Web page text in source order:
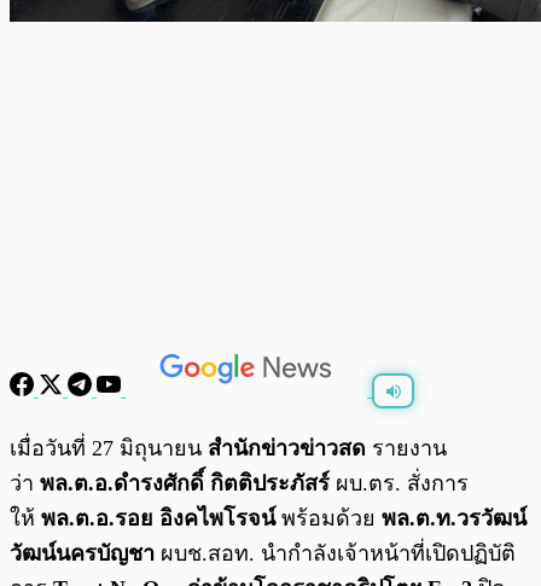
พร้อมเล่น
เมื่อวันที่ 27 มิถุนายน สำนักข่าวข่าวสด รายงาน
ว่า พล.ต.อ.ดำรงศักดิ์ กิตติประภัสร์ ผบ.ตร. สั่งการ
ให้ พล.ต.อ.รอย อิงคไพโรจน์พร้อมด้วย พล.ต.ท.วรวัฒน์
วัฒน์นครบัญชา ผบช.สอท. นำกำลังเจ้าหน้าที่เปิดปฏิบัติ